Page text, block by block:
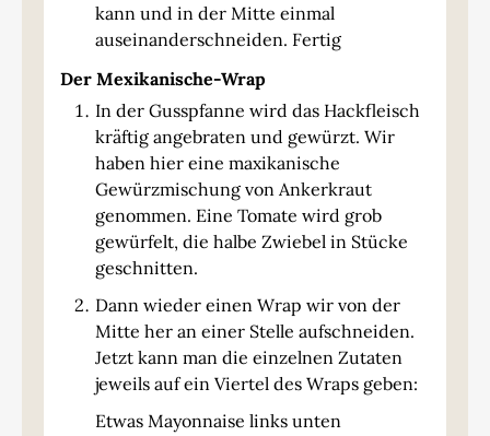
kann und in der Mitte einmal
auseinanderschneiden. Fertig
Der Mexikanische-Wrap
In der Gusspfanne wird das Hackfleisch
kräftig angebraten und gewürzt. Wir
haben hier eine maxikanische
Gewürzmischung von Ankerkraut
genommen. Eine Tomate wird grob
gewürfelt, die halbe Zwiebel in Stücke
geschnitten.
Dann wieder einen Wrap wir von der
Mitte her an einer Stelle aufschneiden.
Jetzt kann man die einzelnen Zutaten
jeweils auf ein Viertel des Wraps geben:
Etwas Mayonnaise links unten